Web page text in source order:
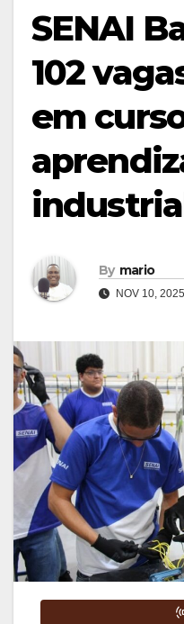
SENAI
102
em
By mario
NOV 10, 2025